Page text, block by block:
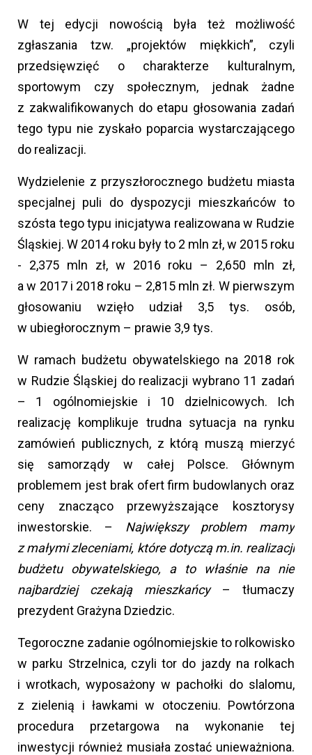
W tej edycji nowością była też możliwość
zgłaszania tzw. „projektów miękkich”, czyli
przedsięwzięć o charakterze kulturalnym,
sportowym czy społecznym, jednak żadne
z zakwalifikowanych do etapu głosowania zadań
tego typu nie zyskało poparcia wystarczającego
do realizacji.
Wydzielenie z przyszłorocznego budżetu miasta
specjalnej puli do dyspozycji mieszkańców to
szósta tego typu inicjatywa realizowana w Rudzie
Śląskiej. W 2014 roku były to 2 mln zł, w 2015 roku
- 2,375 mln zł, w 2016 roku – 2,650 mln zł,
a w 2017 i 2018 roku – 2,815 mln zł. W pierwszym
głosowaniu wzięło udział 3,5 tys. osób,
w ubiegłorocznym – prawie 3,9 tys.
W ramach budżetu obywatelskiego na 2018 rok
w Rudzie Śląskiej do realizacji wybrano 11 zadań
– 1 ogólnomiejskie i 10 dzielnicowych. Ich
realizację komplikuje trudna sytuacja na rynku
zamówień publicznych, z którą muszą mierzyć
się samorządy w całej Polsce. Głównym
problemem jest brak ofert firm budowlanych oraz
ceny znacząco przewyższające kosztorysy
inwestorskie. – Największy problem mamy
z małymi zleceniami, które dotyczą m.in. realizacji
budżetu obywatelskiego, a to właśnie na nie
najbardziej czekają mieszkańcy – tłumaczy
prezydent Grażyna Dziedzic.
Tegoroczne zadanie ogólnomiejskie to rolkowisko
w parku Strzelnica, czyli tor do jazdy na rolkach
i wrotkach, wyposażony w pachołki do slalomu,
z zielenią i ławkami w otoczeniu. Powtórzona
procedura przetargowa na wykonanie tej
inwestycji również musiała zostać unieważniona.